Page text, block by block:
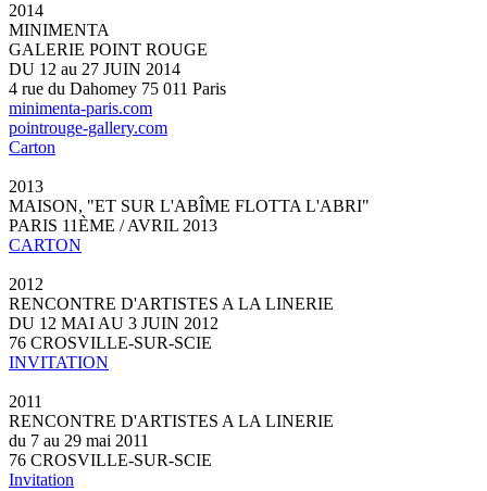
2014
MINIMENTA
GALERIE POINT ROUGE
DU 12 au 27 JUIN 2014
4 rue du Dahomey 75 011 Paris
minimenta-paris.com
pointrouge-gallery.com
Carton
2013
MAISON, "ET SUR L'ABÎME FLOTTA L'ABRI"
PARIS 11ÈME / AVRIL 2013
CARTON
2012
RENCONTRE D'ARTISTES A LA LINERIE
DU 12 MAI AU 3 JUIN 2012
76 CROSVILLE-SUR-SCIE
INVITATION
2011
RENCONTRE D'ARTISTES A LA LINERIE
du 7 au 29 mai 2011
76 CROSVILLE-SUR-SCIE
Invitation